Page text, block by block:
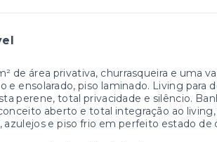
de área privativa, churrasqueira e uma
ensolarado, piso laminado. Living para
perene, total privacidade e silêncio.
aberto e total integração ao
azulejos e piso frio em perfeito estado de